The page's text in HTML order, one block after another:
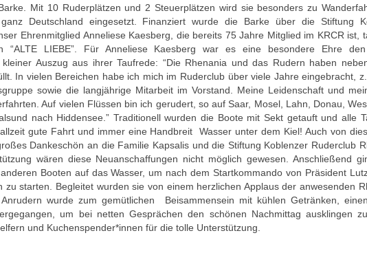
Mit 10 Ruderplätzen und 2 Steuerplätzen wird sie besonders zu
Deutschland eingesetzt. Finanziert wurde die Barke über die Stiftung
Ehrenmitglied Anneliese Kaesberg, die bereits 75 Jahre Mitglied im KRCR ist,
“ALTE LIEBE”. Für Anneliese Kaesberg war es eine besondere Ehre den
Auszug aus ihrer Taufrede: “Die Rhenania und das Rudern haben
In vielen Bereichen habe ich mich im Ruderclub über viele Jahre eingebracht,
sowie die langjährige Mitarbeit im Vorstand. Meine Leidenschaft und
Auf vielen Flüssen bin ich gerudert, so auf Saar, Mosel, Lahn, Donau,
nach Hiddensee.” Traditionell wurden die Boote mit Sekt getauft und alle
gute Fahrt und immer eine Handbreit Wasser unter dem Kiel! Auch von
Dankeschön an die Familie Kapsalis und die Stiftung Koblenzer Ruderclub
wären diese Neuanschaffungen nicht möglich gewesen. Anschließend
Booten auf das Wasser, um nach dem Startkommando von Präsident
zu starten. Begleitet wurden sie von einem herzlichen Applaus der anwesenden
wurde zum gemütlichen Beisammensein mit kühlen Getränken,
um bei netten Gesprächen den schönen Nachmittag ausklingen
und Kuchenspender*innen für die tolle Unterstützung.